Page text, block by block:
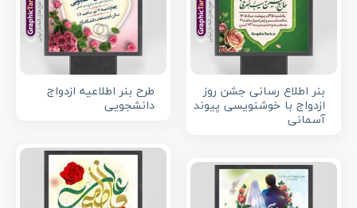
بنر اطلاع رسانی جشن روز
ازدواج با خوشنویسی پیوند
آسمانی
طرح بنر اطلاعیه ازدواج
دانشجویی